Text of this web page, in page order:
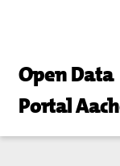
Open Data
Portal